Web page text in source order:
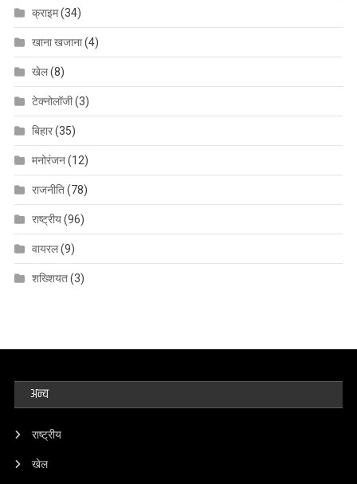
क्राइम(34)
खाना खजाना(4)
खेल(8)
टेक्नोलॉजी(3)
बिहार(35)
मनोरंजन(12)
राजनीति(78)
राष्ट्रीय(96)
वायरल(9)
शख्शियत(3)
अन्य
राष्ट्रीय
खेल